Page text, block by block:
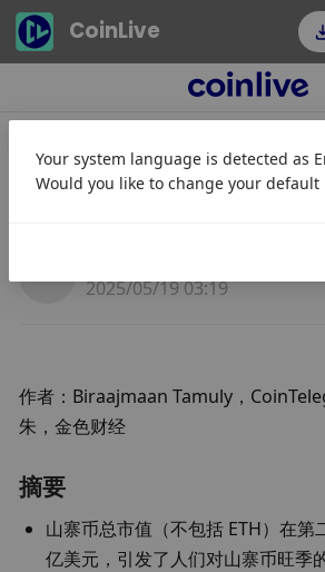
CoinLive
分析师：山寨币即将迎
2025/05/19 03:19
作者：Biraajmaan Tamuly，
朱，金色财经
摘要
山寨币总市值（不包括 ETH）在第
亿美元，引发了人们对山寨币旺季
Your system language is detected as
Would you like to change your default